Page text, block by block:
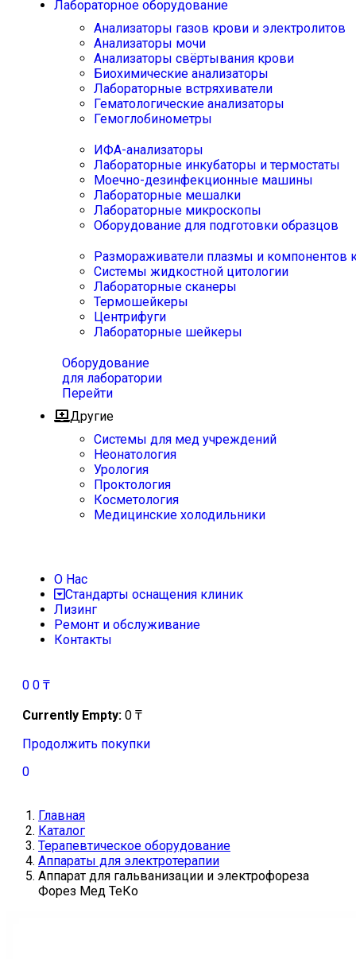
Лабораторное оборудование
Анализаторы газов крови и электролитов
Анализаторы мочи
Анализаторы свёртывания крови
Биохимические анализаторы
Лабораторные встряхиватели
Гематологические анализаторы
Гемоглобинометры
ИФА-анализаторы
Лабораторные инкубаторы и термостаты
Моечно-дезинфекционные машины
Лабораторные мешалки
Лабораторные микроскопы
Оборудование для подготовки образцов
Размораживатели плазмы и компонентов
Системы жидкостной цитологии
Лабораторные сканеры
Термошейкеры
Центрифуги
Лабораторные шейкеры
Оборудование
для лаборатории
Перейти
Другие
Системы для мед учреждений
Неонатология
Урология
Проктология
Косметология
Медицинские холодильники
О Нас
Стандарты оснащения клиник
Лизинг
Ремонт и обслуживание
Контакты
0 0 ₸
Currently Empty: 0 ₸
Продолжить покупки
0
Главная
Каталог
Терапевтическое оборудование
Аппараты для электротерапии
Аппарат для гальванизации и электрофореза
Форез Мед ТеКо